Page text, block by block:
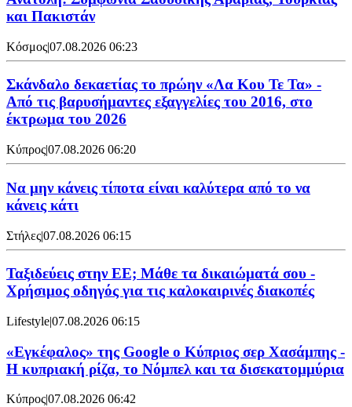
και Πακιστάν
Κόσμος|07.08.2026 06:23
Σκάνδαλο δεκαετίας το πρώην «Λα Κου Τε Τα» -
Από τις βαρυσήμαντες εξαγγελίες του 2016, στο
έκτρωμα του 2026
Κύπρος|07.08.2026 06:20
Να μην κάνεις τίποτα είναι καλύτερα από το να
κάνεις κάτι
Στήλες|07.08.2026 06:15
Ταξιδεύεις στην ΕΕ; Μάθε τα δικαιώματά σου -
Χρήσιμος οδηγός για τις καλοκαιρινές διακοπές
Lifestyle|07.08.2026 06:15
«Εγκέφαλος» της Google ο Κύπριος σερ Χασάμπης -
Η κυπριακή ρίζα, το Νόμπελ και τα δισεκατομμύρια
Κύπρος|07.08.2026 06:42